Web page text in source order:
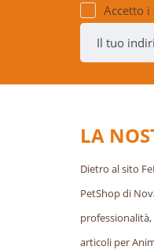
Accetto
LA
Dietro al sito
PetShop di
professionalità,
articoli per